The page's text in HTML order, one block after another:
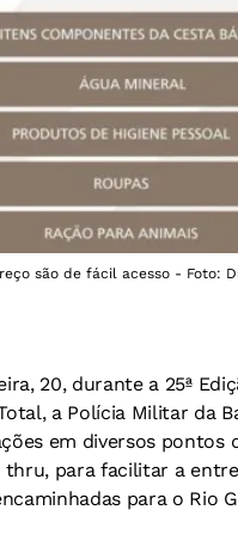
são de fácil acesso - Foto:
20, durante a 25ª
a Polícia Militar da
em diversos pontos
thru, para facilitar a
para o Rio